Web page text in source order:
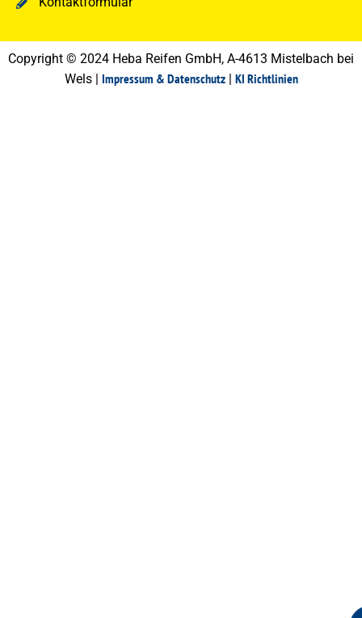
Copyright © 2024 Heba Reifen GmbH, A-4613 Mistelbach bei
Wels | Impressum & Datenschutz| KI Richtlinien